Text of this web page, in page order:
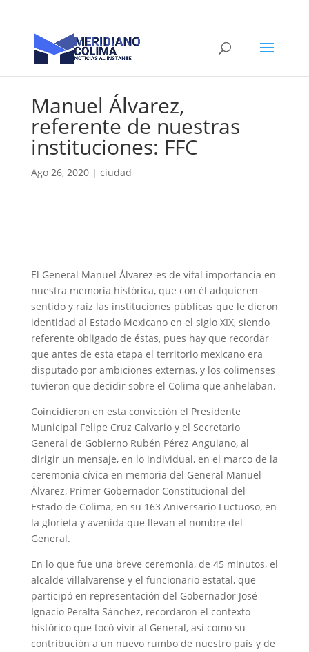
Manuel Álvarez,
referente de nuestras
instituciones: FFC
Ago 26, 2020| ciudad
El General Manuel Álvarez es de vital importancia en
nuestra memoria histórica, que con él adquieren
sentido y raíz las instituciones públicas que le dieron
identidad al Estado Mexicano en el siglo XIX, siendo
referente obligado de éstas, pues hay que recordar
que antes de esta etapa el territorio mexicano era
disputado por ambiciones externas, y los colimenses
tuvieron que decidir sobre el Colima que anhelaban.
Coincidieron en esta convicción el Presidente
Municipal Felipe Cruz Calvario y el Secretario
General de Gobierno Rubén Pérez Anguiano, al
dirigir un mensaje, en lo individual, en el marco de la
ceremonia cívica en memoria del General Manuel
Álvarez, Primer Gobernador Constitucional del
Estado de Colima, en su 163 Aniversario Luctuoso, en
la glorieta y avenida que llevan el nombre del
General.
En lo que fue una breve ceremonia, de 45 minutos, el
alcalde villalvarense y el funcionario estatal, que
participó en representación del Gobernador José
Ignacio Peralta Sánchez, recordaron el contexto
histórico que tocó vivir al General, así como su
contribución a un nuevo rumbo de nuestro país y de